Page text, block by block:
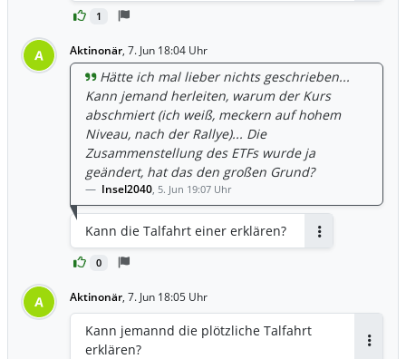
1
A Aktinonär, 7. Jun 18:04 Uhr
0
Hätte ich mal lieber nichts geschrieben...
Kann jemand herleiten, warum der Kurs
abschmiert (ich weiß, meckern auf hohem
Niveau, nach der Rallye)... Die
Zusammenstellung des ETFs wurde ja
geändert, hat das den großen Grund?
Insel2040, 5. Jun 19:07 Uhr
Kann die Talfahrt einer erklären?
A Aktinonär, 7. Jun 18:05 Uhr
Kann jemannd die plötzliche Talfahrt
erklären?